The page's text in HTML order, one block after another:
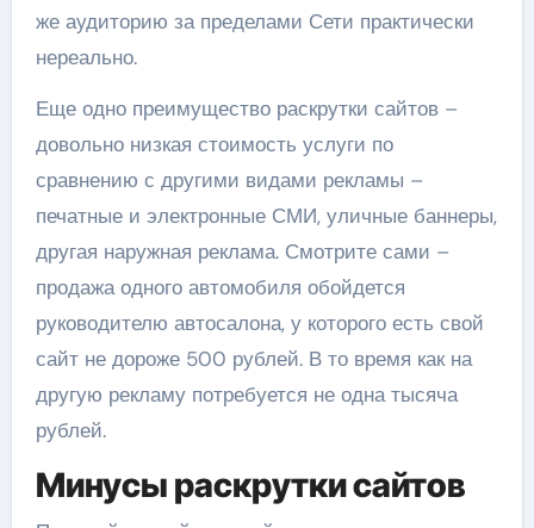
же аудиторию за пределами Сети практически
нереально.
Еще одно преимущество раскрутки сайтов –
довольно низкая стоимость услуги по
сравнению с другими видами рекламы –
печатные и электронные СМИ, уличные баннеры,
другая наружная реклама. Смотрите сами –
продажа одного автомобиля обойдется
руководителю автосалона, у которого есть свой
сайт не дороже 500 рублей. В то время как на
другую рекламу потребуется не одна тысяча
рублей.
Минусы раскрутки сайтов